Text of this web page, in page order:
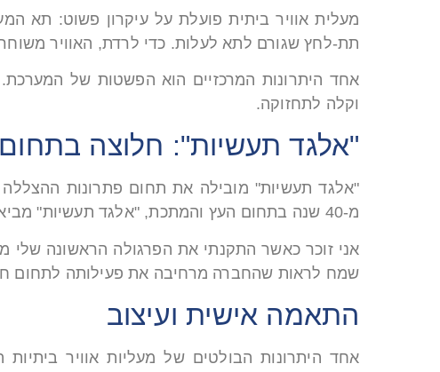
מעלית אוויר ביתית פועלת על עיקרון פשוט: תא
תת-לחץ שגורם לתא לעלות. כדי לרדת, האוויר
אחד היתרונות המרכזיים הוא הפשטות של
וקלה לתחזוקה.
"אלגד תעשיות": חלוצה בתחום
"אלגד תעשיות" מובילה את תחום פתרונות ההצללה
מ-40 שנה בתחום העץ והמתכת, "אלגד תעשיות" מביאה סטנדרט חדש של איכות, מקצועיות ושירות גם לתחום זה.
אני זוכר כאשר התקנתי את הפרגולה הראשונה שלי
שמח לראות שהחברה מרחיבה את פעילותה לתחום
התאמה אישית ועיצוב
אחד היתרונות הבולטים של מעליות אוויר